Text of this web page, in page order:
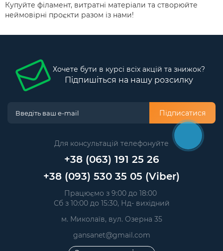
Купуйте філамент, витратні матеріали та створюйте
неймовірні проєкти разом із нами!
Хочете бути в курсі всіх акцій та знижок?
Підпишіться на нашу розсилку
Підписатися
Для консультацій телефонуйте
+38 (063) 191 25 26
+38 (093) 530 35 05 (Viber)
Працюємо з 9:00 до 18:00
Сб з 10:00 до 15:30, Нд- вихідний
м. Миколаїв, вул. Озерна 35
gansanet@gmail.com